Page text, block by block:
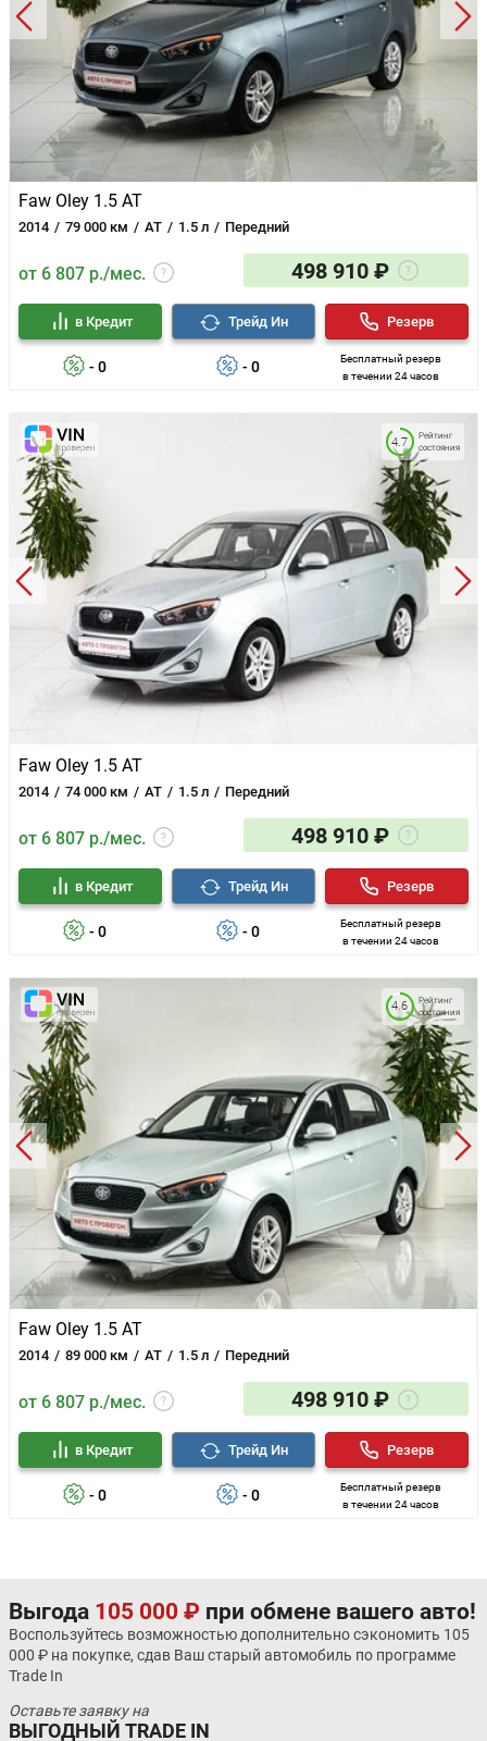
Faw Oley 1.5 AT
2014 79 000 км AT 1.5 л Передний
от 6 807 р./мес. 498 910 ₽
- 0
в Кредит
- 0
Трейд Ин
Бесплатный резерв
в течении 24 часов
Резерв
Faw Oley 1.5 AT
2014 74 000 км AT 1.5 л Передний
Рейтинг
состояния
4.7
от 6 807 р./мес. 498 910 ₽
- 0
в Кредит
- 0
Трейд Ин
Бесплатный резерв
в течении 24 часов
Резерв
Faw Oley 1.5 AT
2014 89 000 км AT 1.5 л Передний
Рейтинг
состояния
4.6
от 6 807 р./мес. 498 910 ₽
- 0
в Кредит
- 0
Трейд Ин
Бесплатный резерв
в течении 24 часов
Резерв
Выгода 105 000 ₽ при обмене вашего авто!
Воспользуйтесь возможностью дополнительно сэкономить 105
000 ₽ на покупке, сдав Ваш старый автомобиль по программе
Trade In
Оставьте заявку на
ВЫГОДНЫЙ TRADE IN